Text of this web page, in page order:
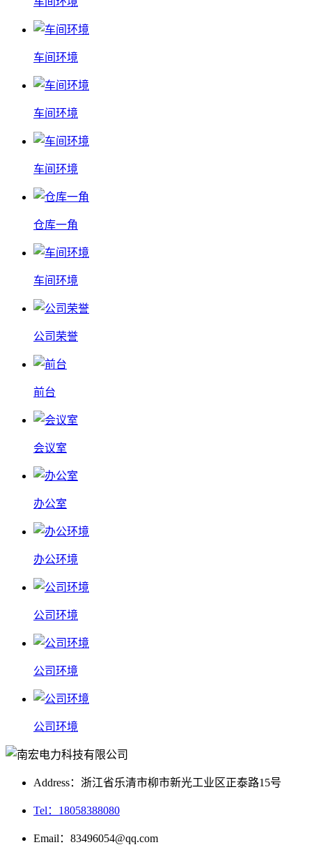
车间环境
车间环境
车间环境
仓库一角
车间环境
公司荣誉
前台
会议室
办公室
办公环境
公司环境
公司环境
公司环境
Address：浙江省乐清市柳市新光工业区正泰路15号
Tel：18058388080
Email：83496054@qq.com